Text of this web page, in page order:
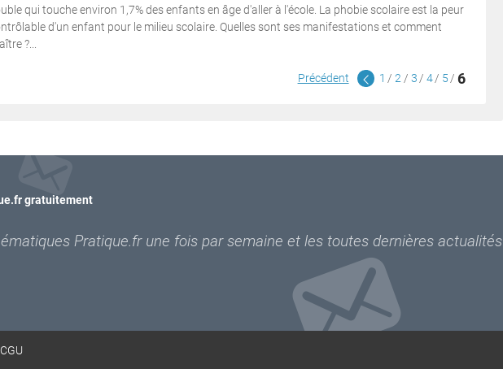
qui touche environ 1,7% des enfants en âge d'aller à l'école. La phobie scolaire est la peur
d'un enfant pour le milieu scolaire. Quelles sont ses manifestations et comment
?...
Précédent 1 2 3 4 5 6
gratuitement
Pratique.fr une fois par semaine et les toutes dernières actualités
CGU